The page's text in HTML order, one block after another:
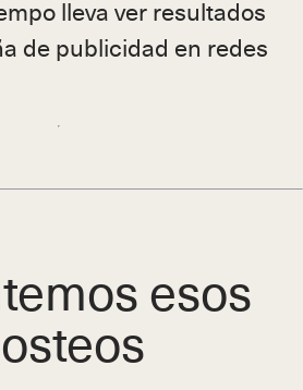
lleva ver resultados
de publicidad en redes
esos